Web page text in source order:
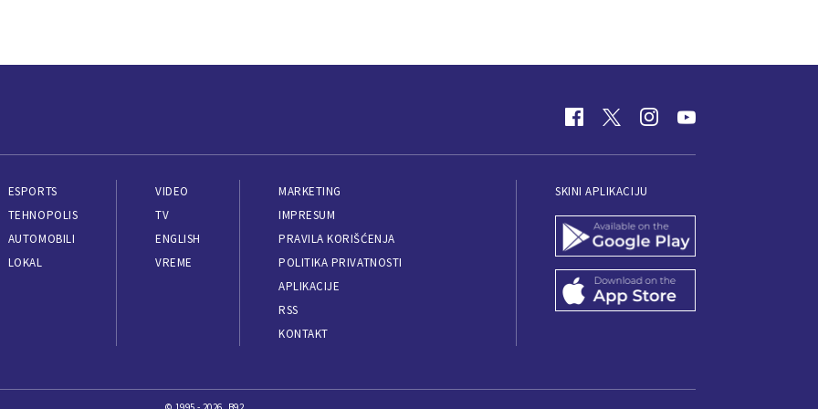
ESPORTS
TEHNOPOLIS
AUTOMOBILI
LOKAL
VIDEO
TV
ENGLISH
VREME
MARKETING
IMPRESUM
PRAVILA KORIŠĆENJA
POLITIKA PRIVATNOSTI
APLIKACIJE
RSS
KONTAKT
SKINI APLIKACIJU